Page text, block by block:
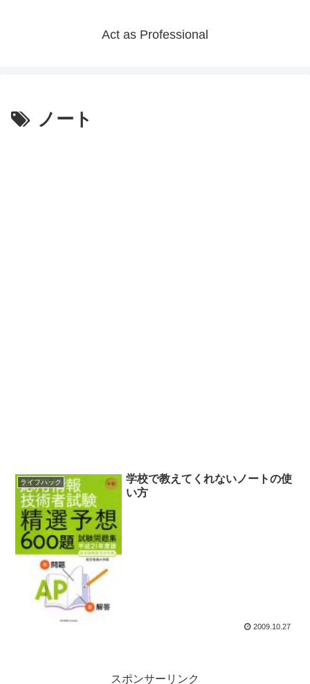
Act as Professional
ノート
ライフハック
学校で教えてくれないノートの使
い方
2009.10.27
スポンサーリンク